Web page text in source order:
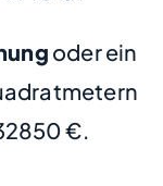
oder ein
€.